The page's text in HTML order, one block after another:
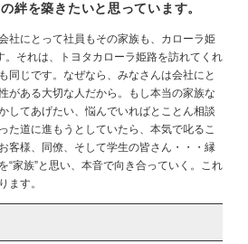
絆を築きたいと思っています。
社にとって社員もその家族も、カローラ姫
。それは、トヨタカローラ姫路を訪れてくれ
同じです。なぜなら、みなさんは会社にと
がある大切な人だから。もし本当の家族な
してあげたい、悩んでいればとことん相談
た道に進もうとしていたら、本気で叱るこ
客様、同僚、そして学生の皆さん・・・縁
“家族”と思い、本音で向き合っていく。これ
ます。